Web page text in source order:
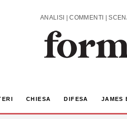
CHIESA DIFESA JAMES